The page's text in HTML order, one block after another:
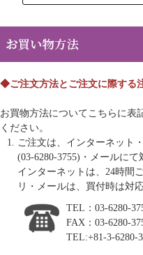
◆ご注文方法とご注文に際す
お買物方法についてこちらに表
ください。
ご注文は、インターネット
(03-6280-3755)・メールにて
インターネットは、24時間
リ・メールは、買付時は対
TEL：03-6280-
FAX：03-6280-
TEL:+81-3-6280-